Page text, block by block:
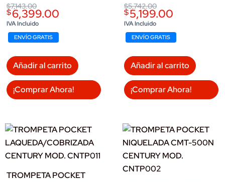
$7,143.00
Original
price
was:
$7,143.00.
$6,399.00
Current
price
is:
$6,399.00.
IVA Incluido
ENVÍO GRATIS
Añadir al carrito
¡Comprar Ahora!
$5,742.00
Original
price
was:
$5,742.00.
$5,199.00
Current
price
is:
$5,199.00.
IVA Incluido
ENVÍO GRATIS
Añadir al carrito
¡Comprar Ahora!
TROMPETA POCKET